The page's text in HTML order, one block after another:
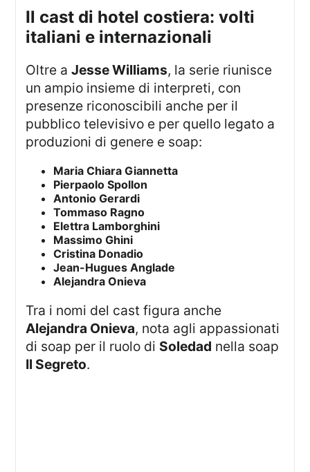
il cast di hotel costiera: volti
italiani e internazionali
Oltre aJesse Williams, la serie riunisce
un ampio insieme di interpreti, con
presenze riconoscibili anche per il
pubblico televisivo e per quello legato a
produzioni di genere e soap:
Maria Chiara Giannetta
Pierpaolo Spollon
Antonio Gerardi
Tommaso Ragno
Elettra Lamborghini
Massimo Ghini
Cristina Donadio
Jean-Hugues Anglade
Alejandra Onieva
Tra i nomi del cast figura anche
Alejandra Onieva, nota agli appassionati
di soap per il ruolo di Soledad nella soap
Il Segreto.